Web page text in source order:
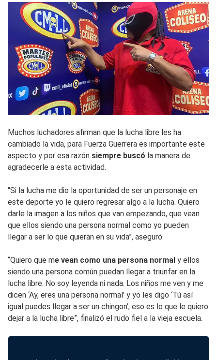
Muchos luchadores afirman que la lucha libre les ha
cambiado la vida, para Fuerza Guerrera es importante este
aspecto y por esa razón siempre buscó la manera de
agradecerle a esta actividad.
“Si la lucha me dio la oportunidad de ser un personaje en
este deporte yo le quiero regresar algo a la lucha. Quiero
darle la imagen a los niños que van empezando, que vean
que ellos siendo una persona normal como yo pueden
llegar a ser lo que quieran en su vida”, aseguró
“Quiero que me vean como una persona normal y ellos
siendo una persona común puedan llegar a triunfar en la
lucha libre. No soy leyenda ni nada. Los niños me ven y me
dicen ‘Ay, eres una persona normal’ y yo les digo ‘Tú así
igual puedes llegar a ser un chingon’, eso es lo que le quiero
dejar a la lucha libre”, finalizó el rudo fiel a la vieja escuela.